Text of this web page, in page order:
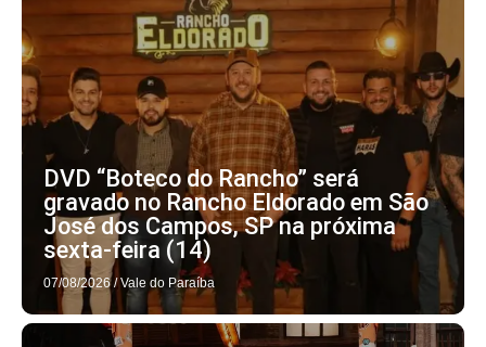
DVD “Boteco do Rancho” será
gravado no Rancho Eldorado em São
José dos Campos, SP na próxima
sexta-feira (14)
07/08/2026 / Vale do Paraíba